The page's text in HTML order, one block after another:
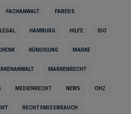
FACHANWALT. FAREDS
HAMBURG HILFE IDO
KÜNDIGUNG MARKE
MARKENRECHT
MEDIENRECHT NEWS OHZ
RECHTSMISSBRAUCH